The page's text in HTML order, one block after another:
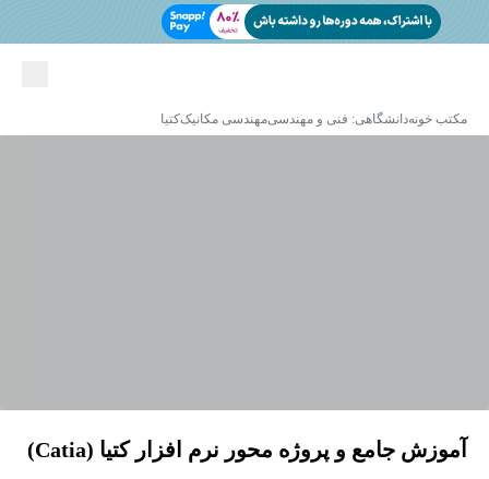
مکتب خونهدانشگاهی: فنی و مهندسیمهندسی مکانیککتیا
آموزش جامع و پروژه محور نرم افزار کتیا (Catia)